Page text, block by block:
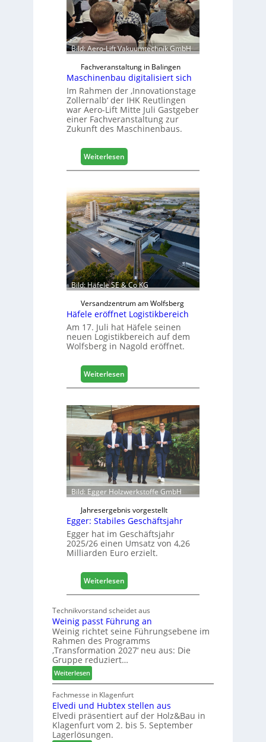
a
n
h
e
e
r
ö
r
t
e
r
Z
u
u
n
f
t
Bild: Aero-Lift Vakuumtechnik GmbH
Fachveranstaltung in Balingen
Maschinenbau digitalisiert sich
Im Rahmen der ‚Innovationstage
Zollernalb‘ der IHK Reutlingen
war Aero-Lift Mitte Juli Gastgeber
einer Fachveranstaltung zur
Zukunft des Maschinenbaus.
Weiterlesen:
M
s
c
h
i
n
e
n
b
a
u
d
i
g
i
t
i
i
e
r
t
s
c
h
Bild: Häfele SE & Co KG
Versandzentrum am Wolfsberg
Häfele eröffnet Logistikbereich
Am 17. Juli hat Häfele seinen
neuen Logistikbereich auf dem
Wolfsberg in Nagold eröffnet.
Weiterlesen:
H
f
e
l
e
e
r
ö
f
f
n
e
t
L
o
s
i
k
b
e
r
h
Bild: Egger Holzwerkstoffe GmbH
Jahresergebnis vorgestellt
Egger: Stabiles Geschäftsjahr
Egger hat im Geschäftsjahr
2025/26 einen Umsatz von 4,26
Milliarden Euro erzielt.
Weiterlesen:
E
g
e
r
:
a
b
i
l
e
Technikvorstand scheidet aus
Weinig passt Führung an
Weinig richtet seine Führungsebene im
Rahmen des Programms
‚Transformation 2027‘ neu aus: Die
Gruppe reduziert…
Weiterlesen:
W
e
i
n
i
g
Fachmesse in Klagenfurt
Elvedi und Hubtex stellen aus
Elvedi präsentiert auf der Holz&Bau in
Klagenfurt vom 2. bis 5. September
Lagerlösungen.